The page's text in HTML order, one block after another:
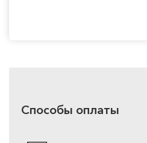
Способы оплаты